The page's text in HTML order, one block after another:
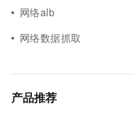
网络alb
网络数据抓取
产品推荐